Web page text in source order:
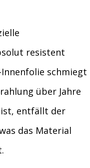
resistent
schmiegt
über Jahre
entfällt der
das Material